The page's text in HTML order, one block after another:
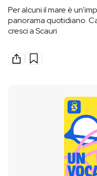
Mondo
Politica
Internet
Per alcuni il mare è
panorama quotidiano.
cresci a Scauri